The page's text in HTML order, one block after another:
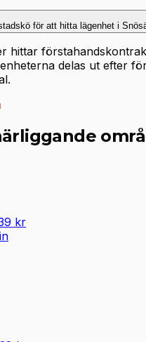
för att hitta lägenhet i
hittar
delas ut efter
kr